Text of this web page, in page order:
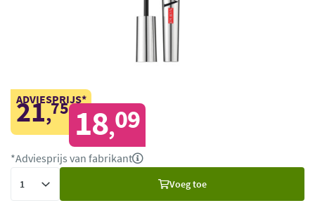
ADVIESPRIJS*
21,75 18,09
*Adviesprijs van fabrikant
Voeg toe